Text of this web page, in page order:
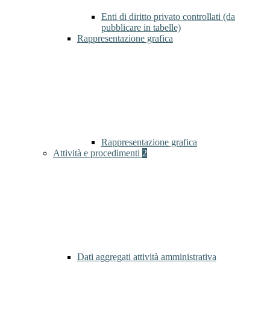
Enti di diritto privato controllati (da
pubblicare in tabelle)
Rappresentazione grafica
Rappresentazione grafica
Attività e procedimenti 2
Dati aggregati attività amministrativa